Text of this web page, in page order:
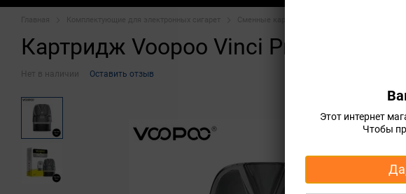
Комплектующие для электронных сигарет Сменные картриджи для Pod систем
Картридж Voopoo Vinci PnP X
Нет в наличии Оставить отзыв
Этот интернет
Чтобы